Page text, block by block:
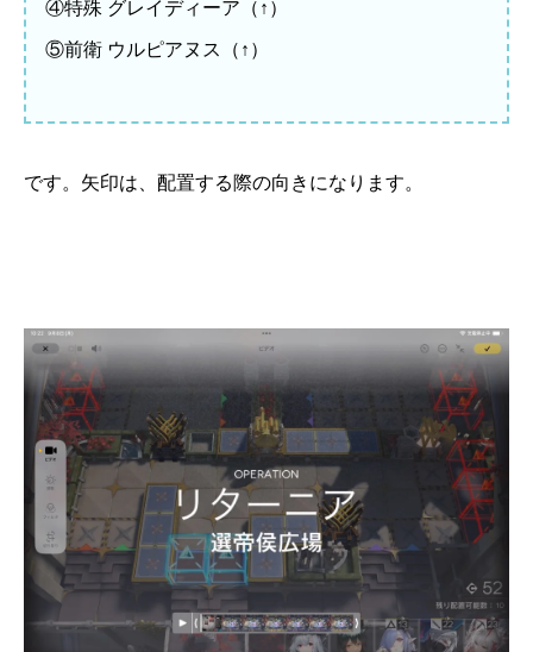
④特殊 グレイディーア（↑）
⑤前衛 ウルピアヌス（↑）
です。矢印は、配置する際の向きになります。